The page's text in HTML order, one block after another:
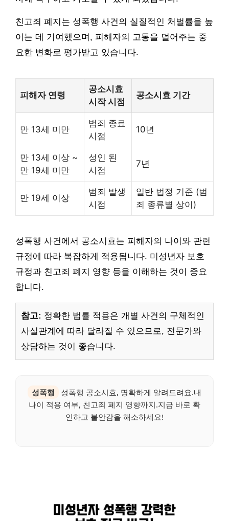
친고죄 폐지는 성폭행 사건의 실질적인 처벌률을 높
이는 데 기여했으며, 피해자의 고통을 덜어주는 중
요한 변화로 평가받고 있습니다.
피해자 연령
공소시효
시작 시점
공소시효 기간
만 13세 미만
범죄 종료
시점
10년
만 13세 이상 ~
만 19세 미만
성인 된
시점
7년
만 19세 이상
범죄 발생
시점
일반 법정 기준 (범
죄 종류별 상이)
성폭행 사건에서 공소시효는 피해자의 나이와 관련
규정에 따라 복잡하게 적용됩니다. 미성년자 보호
규정과 친고죄 폐지 영향 등을 이해하는 것이 중요
합니다.
참고: 정확한 법률 적용은 개별 사건의 구체적인
사실관계에 따라 달라질 수 있으므로, 전문가와
상담하는 것이 좋습니다.
성폭행
성폭행 공소시효, 명확하게 알려드려요.내
나이 적용 여부, 친고죄 폐지 영향까지.지금 바로 확
인하고 불안감을 해소하세요!